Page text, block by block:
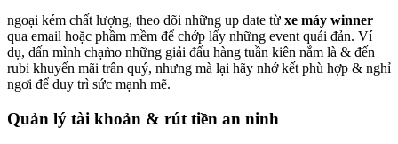
ngoại kém chất lượng, theo dõi những up date từ xe máy winner
qua email hoặc phầm mềm để chớp lấy những event quái đản. Ví
dụ, dấn mình chạm̀o những giải đấu hàng tuần kiên nắm là & đến
rubi khuyến mãi trân quý, nhưng mà lại hãy nhớ kết phù hợp & nghỉ
ngơi để duy trì sức mạnh mẽ.
Quản lý tài khoản & rút tiền an ninh